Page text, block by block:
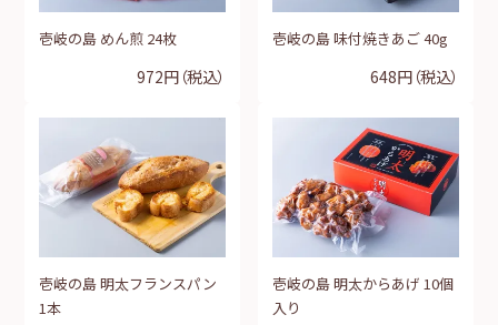
壱岐の島 めん煎 24枚
972円（税込）
壱岐の島 味付焼きあご 40g
648円（税込）
壱岐の島 明太フランスパン
1本
壱岐の島 明太からあげ 10個
入り